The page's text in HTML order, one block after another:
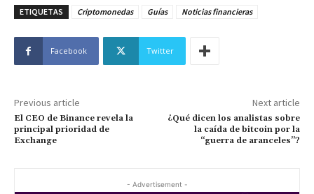
ETIQUETAS Criptomonedas Guías Noticias financieras
Facebook Twitter
Previous article
El CEO de Binance revela la
principal prioridad de
Exchange
Next article
¿Qué dicen los analistas sobre
la caída de bitcoin por la
“guerra de aranceles”?
- Advertisement -